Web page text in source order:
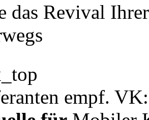
das Revival
empf.